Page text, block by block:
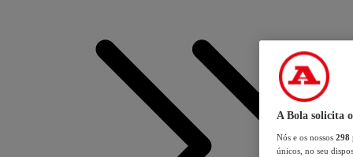
A Bola solicita
Nós e os nossos 298
únicos, no seu